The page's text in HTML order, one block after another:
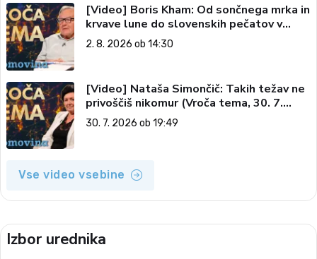
[Video] Boris Kham: Od sončnega mrka in
krvave lune do slovenskih pečatov v
vesolju (Vroča tema, 2. 8. 2026)
2. 8. 2026 ob 14:30
[Video] Nataša Simončič: Takih težav ne
privoščiš nikomur (Vroča tema, 30. 7.
2026)
30. 7. 2026 ob 19:49
Vse video vsebine
Izbor urednika